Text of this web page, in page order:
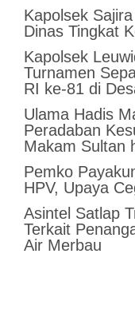
Kapolsek
Dinas Tingkat
Kapolsek
Turnamen
RI ke-81 di
Ulama Hadis
Peradaban
Makam Sultan
Pemko
HPV, Upaya
Asintel Satlap
Terkait
Air Merbau